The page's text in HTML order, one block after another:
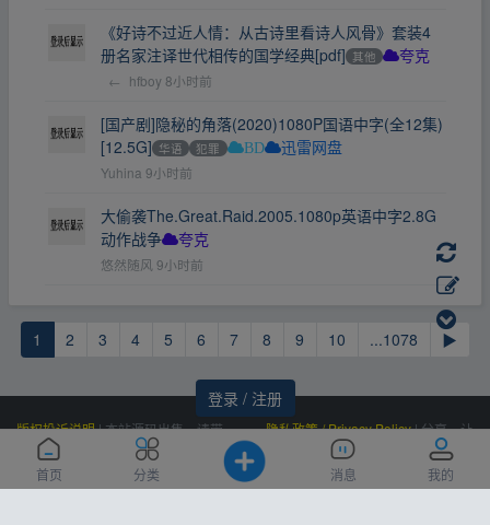
首页 分类 消息 我的
登录 / 注册
《好诗不过近人情：从古诗里看诗人风骨》套装4
册名家注译世代相传的国学经典[pdf] 其他 夸克
← hfboy 8小时前
[国产剧]隐秘的角落(2020)1080P国语中字(全12集)
[12.5G] 华语 犯罪 BD 迅雷网盘
Yuhina 9小时前
大偷袭The.Great.Raid.2005.1080p英语中字2.8G
动作战争
夸克
悠然随风 9小时前
1 2 3 4 5 6 7 8 9 10 ...1078 ▶
版权投诉说明|本站源码出售，请带
价邮箱联系，非诚勿扰！
隐私政策 / Privacy Policy|分享，让
资源更有价值！
Powered by
云盘资源网|
(Contact Us)：
|Processed: 0.597, SQL:
11|感谢恒创科技赞助